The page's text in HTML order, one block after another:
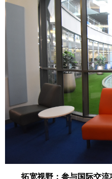
拓宽视野：参与国际交流